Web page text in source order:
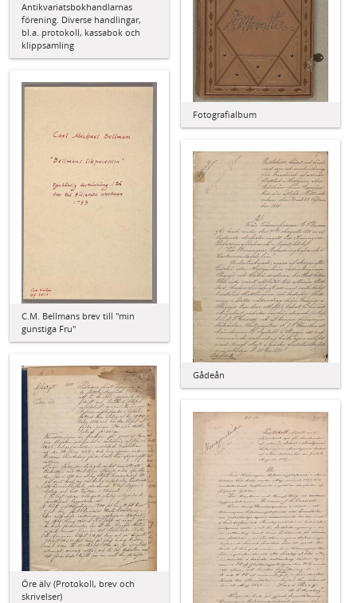
Antikvariatsbokhandlarnas
förening. Diverse handlingar,
bl.a. protokoll, kassabok och
klippsamling
Fotografialbum
C.M. Bellmans brev till "min
gunstiga Fru"
Gådeån
Öre älv (Protokoll, brev och
skrivelser)